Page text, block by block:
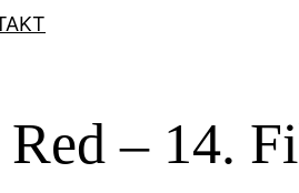
– 14.